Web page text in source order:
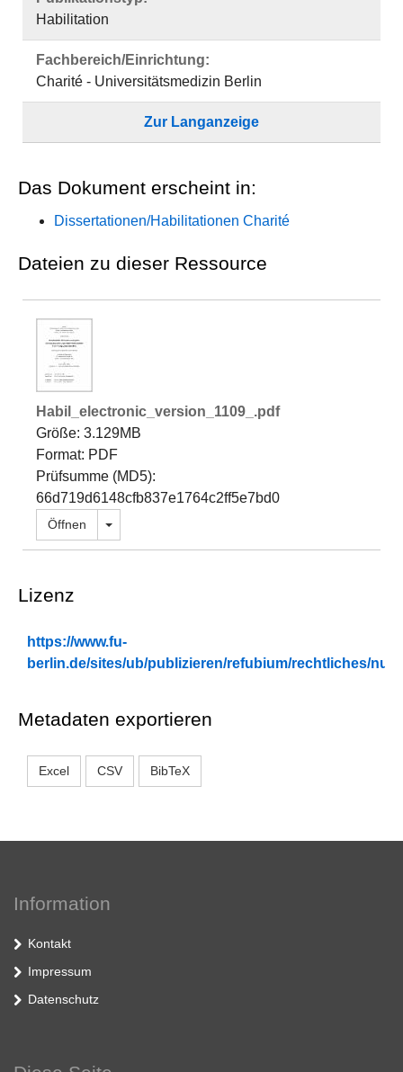
Habilitation
Fachbereich/Einrichtung:
Charité - Universitätsmedizin Berlin
Zur Langanzeige
Das Dokument erscheint in:
Dissertationen/Habilitationen Charité
Dateien zu dieser Ressource
Habil_electronic_version_1109_.pdf
Größe: 3.129MB
Format: PDF
Prüfsumme (MD5):
66d719d6148cfb837e1764c2ff5e7bd0
Öffnen Dropdown öffnen
Lizenz
https://www.fu-
berlin.de/sites/ub/publizieren/refubium/rechtliches/
Metadaten exportieren
Excel CSV BibTeX
Information
Kontakt
Impressum
Datenschutz